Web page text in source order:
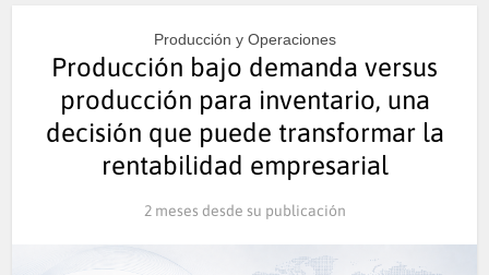
Producción y Operaciones
Producción bajo demanda versus
producción para inventario, una
decisión que puede transformar la
rentabilidad empresarial
2 meses desde su publicación